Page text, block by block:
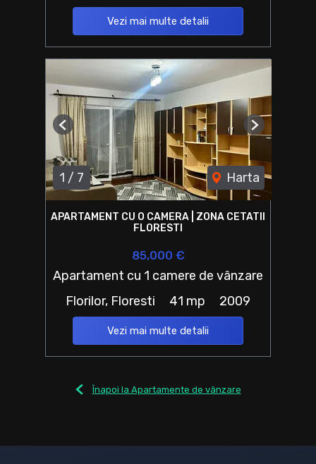
Vezi mai multe detalii
1 / 7 Harta
Previous Next
APARTAMENT CU O CAMERA | ZONA CETATII
FLORESTI
85,000 €
Apartament cu 1 camere de vânzare
Florilor, Floresti
41 mp 2009
Vezi mai multe detalii
Înapoi la Apartamente de vânzare